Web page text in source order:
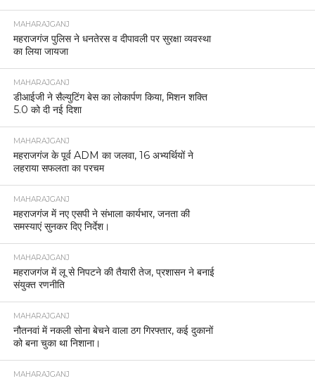
MAHARAJGANJ
महराजगंज पुलिस ने धनतेरस व दीपावली पर सुरक्षा व्यवस्था
का लिया जायजा
MAHARAJGANJ
डीआईजी ने सैल्युटिंग बेस का लोकार्पण किया, मिशन शक्ति
5.0 को दी नई दिशा
MAHARAJGANJ
महराजगंज के पूर्व ADM का जलवा, 16 अभ्यर्थियों ने
लहराया सफलता का परचम
MAHARAJGANJ
महराजगंज में नए एसपी ने संभाला कार्यभार, जनता की
समस्याएं सुनकर दिए निर्देश।
MAHARAJGANJ
महराजगंज में लू से निपटने की तैयारी तेज, प्रशासन ने बनाई
संयुक्त रणनीति
MAHARAJGANJ
नौतनवां में नकली सोना बेचने वाला ठग गिरफ्तार, कई दुकानों
को बना चुका था निशाना।
MAHARAJGANJ